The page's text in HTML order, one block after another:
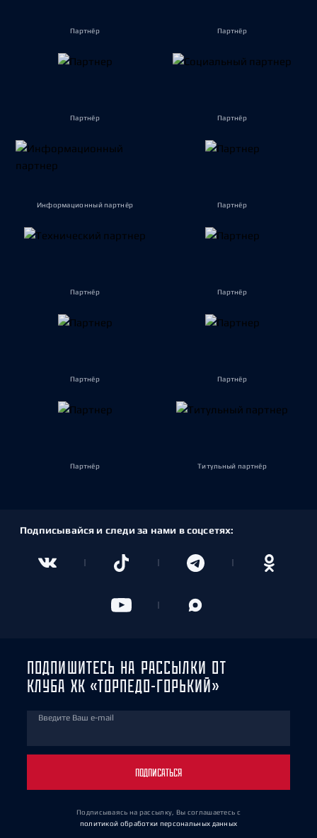
Партнёр Партнёр
Партнёр Партнёр
Информационный партнёр Партнёр
Партнёр Партнёр
Партнёр Партнёр
Партнёр Титульный партнёр
Подписывайся и следи за нами в соцсетях:
ПОДПИШИТЕСЬ НА РАССЫЛКИ ОТ
КЛУБА ХК «ТОРПЕДО-ГОРЬКИЙ»
Введите Ваш e-mail
ПОДПИСАТЬСЯ
Подписываясь на рассылку, Вы соглашаетесь с
политикой обработки персональных данных